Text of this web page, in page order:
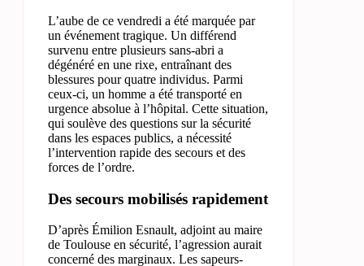
L’aube de ce vendredi a été marquée par
un événement tragique. Un différend
survenu entre plusieurs sans-abri a
dégénéré en une rixe, entraînant des
blessures pour quatre individus. Parmi
ceux-ci, un homme a été transporté en
urgence absolue à l’hôpital. Cette situation,
qui soulève des questions sur la sécurité
dans les espaces publics, a nécessité
l’intervention rapide des secours et des
forces de l’ordre.
Des secours mobilisés rapidement
D’après Émilion Esnault, adjoint au maire
de Toulouse en sécurité, l’agression aurait
concerné des marginaux. Les sapeurs-